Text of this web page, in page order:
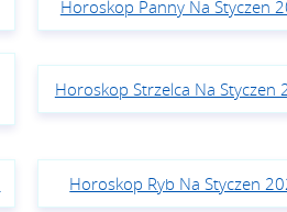
Horoskop Panny Na Styczen
Horoskop Strzelca Na Styczen
Horoskop Ryb Na Styczen